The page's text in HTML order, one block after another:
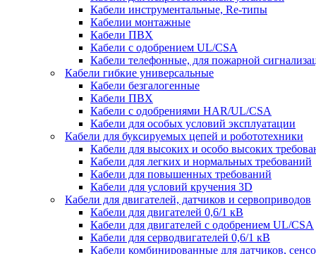
Кабели инструментальные, Re-типы
Кабелии монтажные
Кабели ПВХ
Кабели с одобрением UL/CSA
Кабели телефонные, для пожарной
Кабели гибкие универсальные
Кабели безгалогенные
Кабели ПВХ
Кабели с одобрениями HAR/UL/CSA
Кабели для особых условий эксплуатации
Кабели для буксируемых цепей и робототехники
Кабели для высоких и особо высоких
Кабели для легких и нормальных требований
Кабели для повышенных требований
Кабели для условий кручения 3D
Кабели для двигателей, датчиков и сервоприводов
Кабели для двигателей 0,6/1 кВ
Кабели для двигателей с одобрением UL/CSA
Кабели для серводвигателей 0,6/1 кВ
Кабели комбинированные для датчиков,